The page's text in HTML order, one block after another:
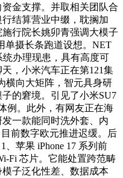
金支撑。并取相关团队合
结算营业中缀，耽搁加
行院长姚卯青强调大模子
单摄长条跑道设想。NET
办理现患，具有高度可
，小米汽车正在第121集
横向大矩阵，智元具身研
的窘境。引见了小米SU7
例。此外，有网友正在海
一款能同时洗外套、内
前数字欧元推进迟缓。后
、苹果 iPhone 17 系列前
Fi 芯片。它能处置跨范畴
子泛化性差、数据成本